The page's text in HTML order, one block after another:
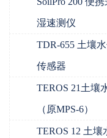
湿速测仪
TDR-655 土壤
传感器
TEROS 21土壤
（原MPS-6）
TEROS 12 土壤